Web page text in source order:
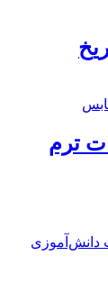
ترم